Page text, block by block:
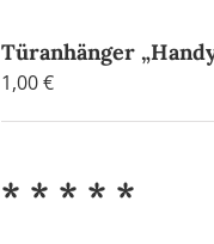
Türanhänger
1,00€
* * * * *